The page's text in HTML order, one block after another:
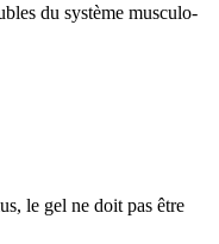
du système musculo-
le gel ne doit pas être